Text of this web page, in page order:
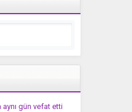
aynı gün vefat etti